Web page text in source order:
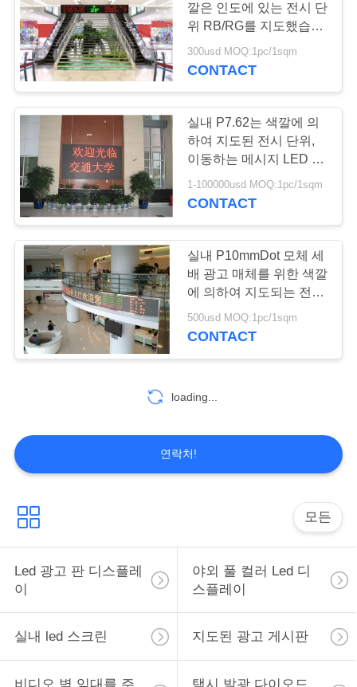
지도된 지면 스크린
11
경계 led 디스플레이
29
교통은 신호를 이끌
었습니다
13
모바일 광고 판 led
19
깔은 인도에 있는 전시 단
위 RB/RG를 지도했습니
다
300usd MOQ:1pc/1sqm
CONTACT
실내 P7.62는 색깔에 의
하여 지도된 전시 단위,
이동하는 메시지 LED 표
시 17222 점/m2를 골라
냅니다
1-100000usd MOQ:1pc/1sqm
CONTACT
실내 P10mmDot 모체 세
배 광고 매체를 위한 색깔
에 의하여 지도되는 전시
단위
500usd MOQ:1pc/1sqm
CONTACT
loading...
연락처!
모든
Led 광고 판 디스플레
이
야외 풀 컬러 Led 디
스플레이
실내 led 스크린 지도된 광고 게시판